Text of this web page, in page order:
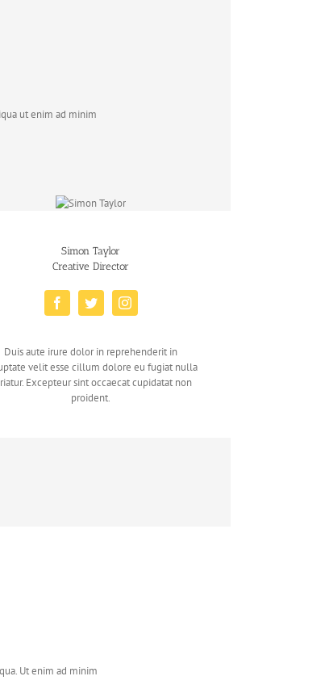
ut enim ad minim
Simon Taylor
Creative Director
Duis aute irure dolor in reprehenderit in
velit esse cillum dolore eu fugiat nulla
Excepteur sint occaecat cupidatat non
proident.
Ut enim ad minim